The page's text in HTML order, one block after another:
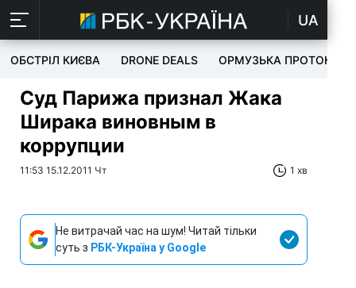
UA
ОБСТРІЛ КИЄВА DRONE DEALS ОРМУЗЬКА ПРОТОКА
Суд Парижа признал Жака
Ширака виновным в
коррупции
11:53 15.12.2011 Чт 1 хв
Не витрачай час на шум! Читай тільки
суть з РБК-Україна у Google